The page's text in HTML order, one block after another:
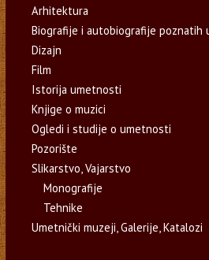
Arhitektura
Biografije i autobiografije poznatih
Dizajn
Film
Istorija umetnosti
Knjige o muzici
Ogledi i studije o umetnosti
Pozorište
Slikarstvo, Vajarstvo
Monografije
Tehnike
Umetnički muzeji, Galerije, Katalozi